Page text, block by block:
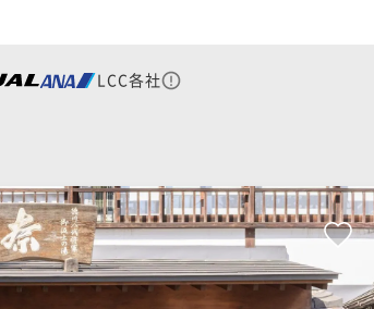
LCC各社